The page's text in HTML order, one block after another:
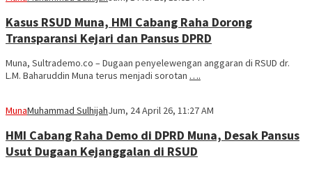
Kasus RSUD Muna, HMI Cabang Raha Dorong
Transparansi Kejari dan Pansus DPRD
Muna, Sultrademo.co – Dugaan penyelewengan anggaran di RSUD dr.
L.M. Baharuddin Muna terus menjadi sorotan ….
MunaMuhammad SulhijahJum, 24 April 26, 11:27 AM
HMI Cabang Raha Demo di DPRD Muna, Desak Pansus
Usut Dugaan Kejanggalan di RSUD